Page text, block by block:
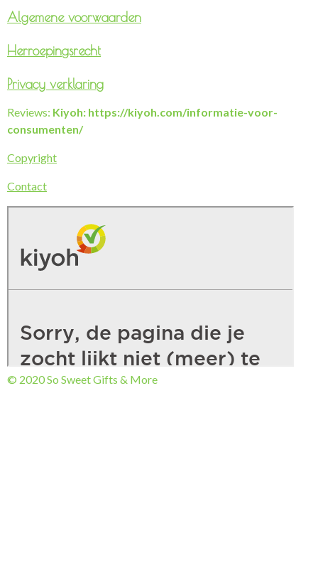
Algemene voorwaarden
Herroepingsrecht
Privacy verklaring
Reviews: Kiyoh: https://kiyoh.com/informatie-voor-
consumenten/
Copyright
Contact
© 2020 So Sweet Gifts & More